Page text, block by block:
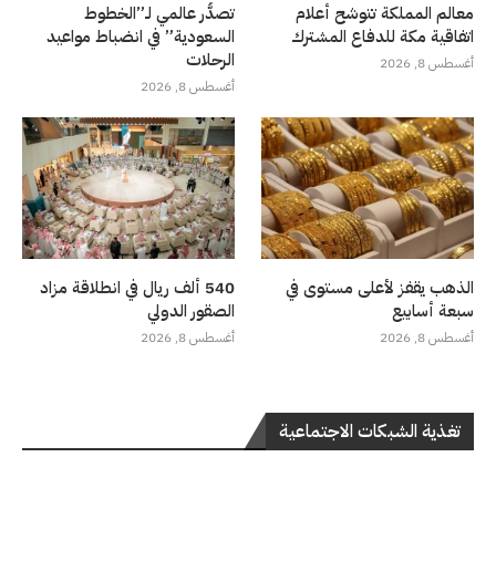
معالم المملكة تتوشح أعلام
اتفاقية مكة للدفاع المشترك
أغسطس 8, 2026
تصدُّر عالمي لـ”الخطوط
السعودية” في انضباط مواعيد
الرحلات
أغسطس 8, 2026
الذهب يقفز لأعلى مستوى في
سبعة أسابيع
أغسطس 8, 2026
540 ألف ريال في انطلاقة مزاد
الصقور الدولي
أغسطس 8, 2026
تغذية الشبكات الاجتماعية